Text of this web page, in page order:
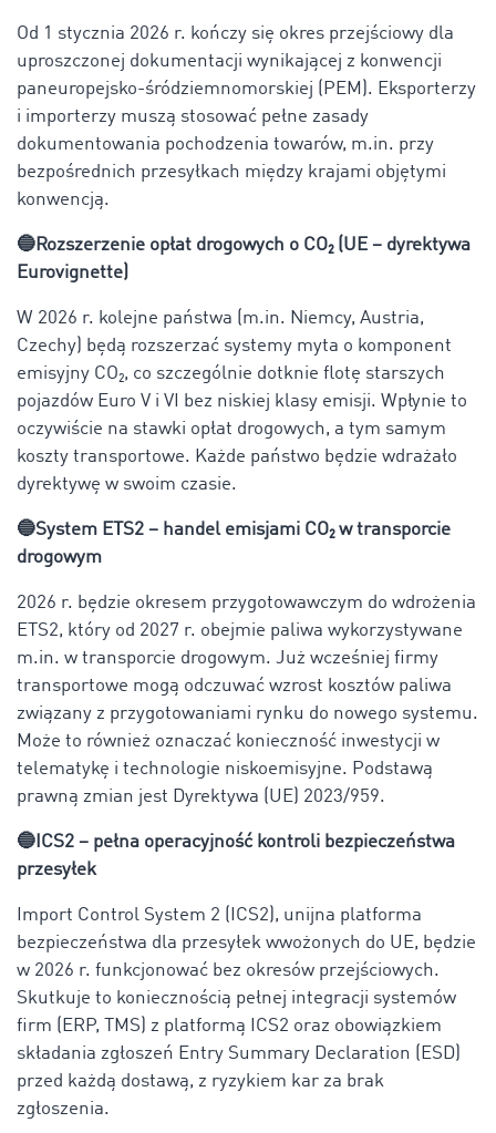
Od 1 stycznia 2026 r. kończy się okres przejściowy dla
uproszczonej dokumentacji wynikającej z konwencji
paneuropejsko-śródziemnomorskiej (PEM). Eksporterzy
i importerzy muszą stosować pełne zasady
dokumentowania pochodzenia towarów, m.in. przy
bezpośrednich przesyłkach między krajami objętymi
konwencją.
🔵Rozszerzenie opłat drogowych o CO₂ (UE – dyrektywa
Eurovignette)
W 2026 r. kolejne państwa (m.in. Niemcy, Austria,
Czechy) będą rozszerzać systemy myta o komponent
emisyjny CO₂, co szczególnie dotknie flotę starszych
pojazdów Euro V i VI bez niskiej klasy emisji. Wpłynie to
oczywiście na stawki opłat drogowych, a tym samym
koszty transportowe. Każde państwo będzie wdrażało
dyrektywę w swoim czasie.
🔵System ETS2 – handel emisjami CO₂ w transporcie
drogowym
2026 r. będzie okresem przygotowawczym do wdrożenia
ETS2, który od 2027 r. obejmie paliwa wykorzystywane
m.in. w transporcie drogowym. Już wcześniej firmy
transportowe mogą odczuwać wzrost kosztów paliwa
związany z przygotowaniami rynku do nowego systemu.
Może to również oznaczać konieczność inwestycji w
telematykę i technologie niskoemisyjne. Podstawą
prawną zmian jest Dyrektywa (UE) 2023/959.
🔵ICS2 – pełna operacyjność kontroli bezpieczeństwa
przesyłek
Import Control System 2 (ICS2), unijna platforma
bezpieczeństwa dla przesyłek wwożonych do UE, będzie
w 2026 r. funkcjonować bez okresów przejściowych.
Skutkuje to koniecznością pełnej integracji systemów
firm (ERP, TMS) z platformą ICS2 oraz obowiązkiem
składania zgłoszeń Entry Summary Declaration (ESD)
przed każdą dostawą, z ryzykiem kar za brak
zgłoszenia.